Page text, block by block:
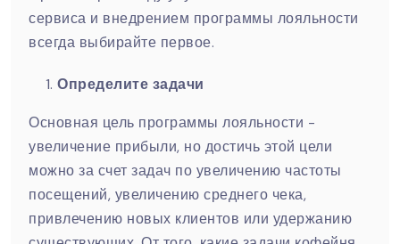
сервиса и внедрением программы лояльности
всегда выбирайте первое.
Определите задачи
Основная цель программы лояльности -
увеличение прибыли, но достичь этой цели
можно за счет задач по увеличению частоты
посещений, увеличению среднего чека,
привлечению новых клиентов или удержанию